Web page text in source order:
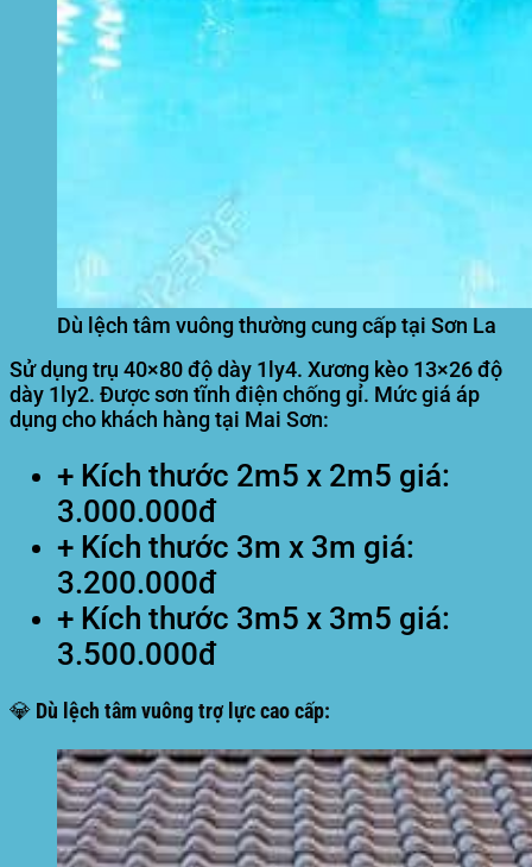
Dù lệch tâm vuông thường cung cấp tại Sơn La
Sử dụng trụ 40×80 độ dày 1ly4. Xương kèo 13×26 độ
dày 1ly2. Được sơn tĩnh điện chống gỉ. Mức giá áp
dụng cho khách hàng tại Mai Sơn:
+ Kích thước 2m5 x 2m5 giá:
3.000.000đ
+ Kích thước 3m x 3m giá:
3.200.000đ
+ Kích thước 3m5 x 3m5 giá:
3.500.000đ
💎 Dù lệch tâm vuông trợ lực cao cấp: